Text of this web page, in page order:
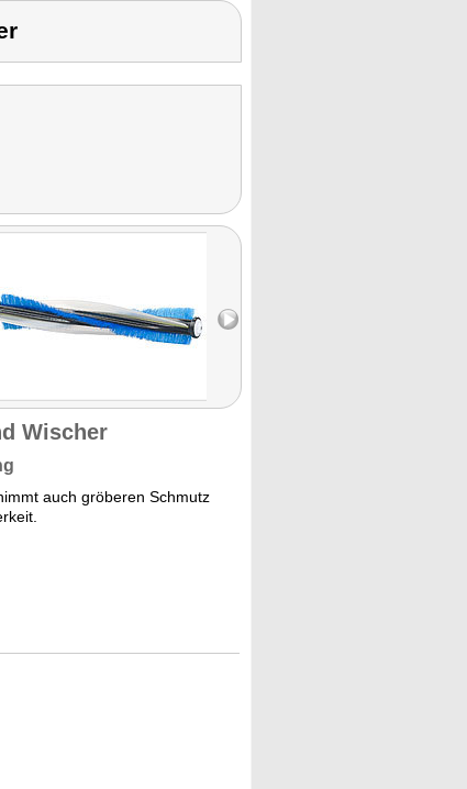
Wischer
auch gröberen Schmutz